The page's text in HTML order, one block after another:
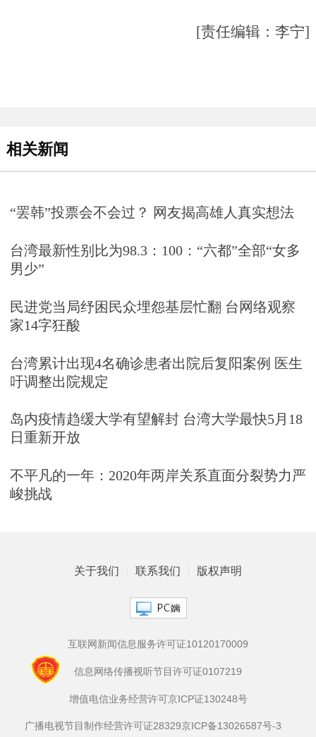
[责任编辑：李宁]
相关新闻
“罢韩”投票会不会过？ 网友揭高雄人真实想法
台湾最新性别比为98.3：100：“六都”全部“女多
男少”
民进党当局纾困民众埋怨基层忙翻 台网络观察
家14字狂酸
台湾累计出现4名确诊患者出院后复阳案例 医生
吁调整出院规定
岛内疫情趋缓大学有望解封 台湾大学最快5月18
日重新开放
不平凡的一年：2020年两岸关系直面分裂势力严
峻挑战
关于我们 联系我们 版权声明
互联网新闻信息服务许可证10120170009
信息网络传播视听节目许可证0107219
增值电信业务经营许可京ICP证130248号
广播电视节目制作经营许可证28329京ICP备13026587号-3